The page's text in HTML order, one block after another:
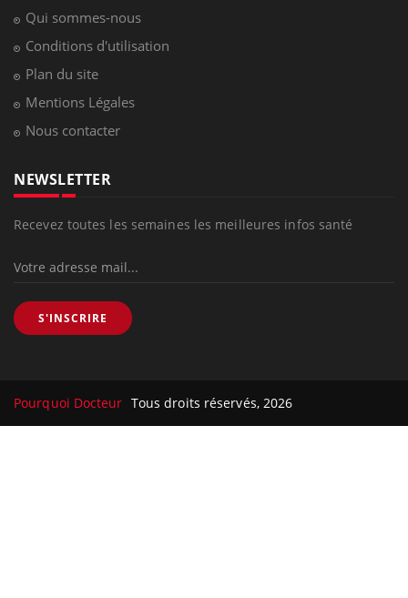
Qui sommes-nous
Conditions d'utilisation
Plan du site
Mentions Légales
Nous contacter
NEWSLETTER
Recevez toutes les semaines les meilleures infos santé
S'INSCRIRE
Pourquoi Docteur Tous droits réservés, 2026